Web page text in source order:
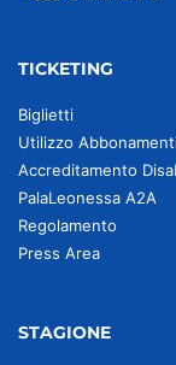
TICKETING
Biglietti
Utilizzo
Accreditamento
PalaLeonessa A2A
Regolamento
Press Area
STAGIONE